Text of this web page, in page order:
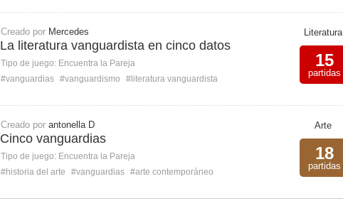
Creado por Mercedes
La literatura vanguardista en cinco datos
Tipo de juego: Encuentra la Pareja
#vanguardias #vanguardismo #literatura vanguardista
Literatura
15
partidas
Creado por antonella D
Cinco vanguardias
Tipo de juego: Encuentra la Pareja
#historia del arte
#vanguardias #arte contemporáneo
Arte
18
partidas